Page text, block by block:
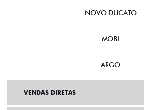
NOVO DUCATO
MOBI
ARGO
VENDAS DIRETAS